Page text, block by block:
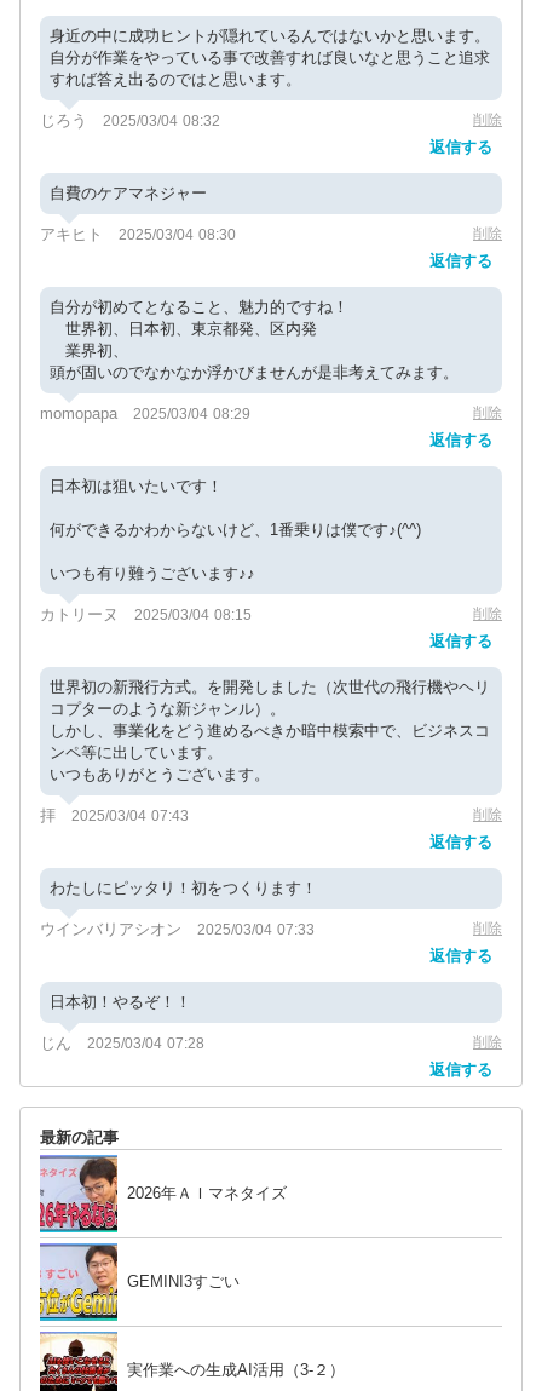
身近の中に成功ヒントが隠れているんではないかと思います。
自分が作業をやっている事で改善すれば良いなと思うこと追求
すれば答え出るのではと思います。
じろう 2025/03/04 08:32 削除
返信する
自費のケアマネジャー
アキヒト 2025/03/04 08:30 削除
返信する
自分が初めてとなること、魅力的ですね！
世界初、日本初、東京都発、区内発
業界初、
頭が固いのでなかなか浮かびませんが是非考えてみます。
momopapa 2025/03/04 08:29 削除
返信する
日本初は狙いたいです！
何ができるかわからないけど、1番乗りは僕です♪(^^)
いつも有り難うございます♪♪
カトリーヌ 2025/03/04 08:15 削除
返信する
世界初の新飛行方式。を開発しました（次世代の飛行機やヘリ
コプターのような新ジャンル）。
しかし、事業化をどう進めるべきか暗中模索中で、ビジネスコ
ンペ等に出しています。
いつもありがとうございます。
拝 2025/03/04 07:43 削除
返信する
わたしにピッタリ！初をつくります！
ウインバリアシオン 2025/03/04 07:33 削除
返信する
日本初！やるぞ！！
じん 2025/03/04 07:28 削除
返信する
最新の記事
2026年ＡＩマネタイズ
GEMINI3すごい
実作業への生成AI活用（3-２）